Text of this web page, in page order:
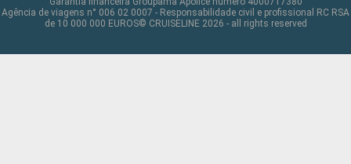
Agência de viagens n° 006 02 0007 - Responsabilidade civil e profissional RC RSA
de 10 000 000 EUROS© CRUISELINE 2026 - all rights reserved